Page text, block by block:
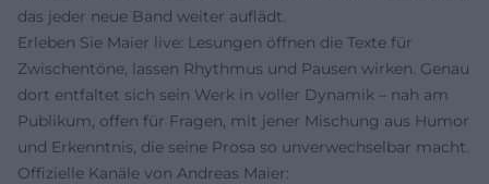
das jeder neue Band weiter auflädt.
Erleben Sie Maier live: Lesungen öffnen die Texte für
Zwischentöne, lassen Rhythmus und Pausen wirken. Genau
dort entfaltet sich sein Werk in voller Dynamik – nah am
Publikum, offen für Fragen, mit jener Mischung aus Humor
und Erkenntnis, die seine Prosa so unverwechselbar macht.
Offizielle Kanäle von Andreas Maier: